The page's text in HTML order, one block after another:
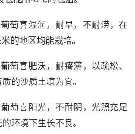
葡萄喜湿润，耐旱，不耐涝，在
的地区均能栽培。
萄喜肥沃，耐瘠薄，以疏松、
的沙质土壤为宜。
葡萄喜阳光，不耐阴，光照充足
环境下生长不良。